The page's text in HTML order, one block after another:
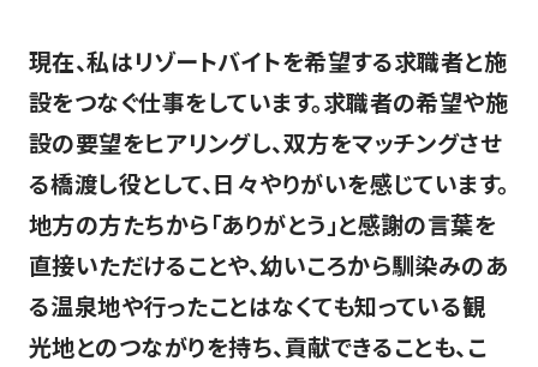
現在、私はリゾートバイトを希望する求職者と施
設をつなぐ仕事をしています。求職者の希望や施
設の要望をヒアリングし、双方をマッチングさせ
る橋渡し役として、日々やりがいを感じています。
地方の方たちから「ありがとう」と感謝の言葉を
直接いただけることや、幼いころから馴染みのあ
る温泉地や行ったことはなくても知っている観
光地とのつながりを持ち、貢献できることも、こ